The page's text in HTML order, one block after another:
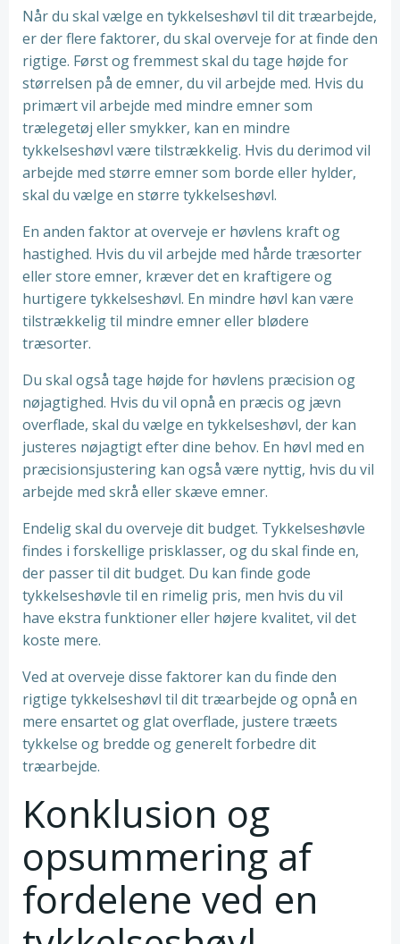
Når du skal vælge en tykkelseshøvl til dit træarbejde,
er der flere faktorer, du skal overveje for at finde den
rigtige. Først og fremmest skal du tage højde for
størrelsen på de emner, du vil arbejde med. Hvis du
primært vil arbejde med mindre emner som
trælegetøj eller smykker, kan en mindre
tykkelseshøvl være tilstrækkelig. Hvis du derimod vil
arbejde med større emner som borde eller hylder,
skal du vælge en større tykkelseshøvl.
En anden faktor at overveje er høvlens kraft og
hastighed. Hvis du vil arbejde med hårde træsorter
eller store emner, kræver det en kraftigere og
hurtigere tykkelseshøvl. En mindre høvl kan være
tilstrækkelig til mindre emner eller blødere
træsorter.
Du skal også tage højde for høvlens præcision og
nøjagtighed. Hvis du vil opnå en præcis og jævn
overflade, skal du vælge en tykkelseshøvl, der kan
justeres nøjagtigt efter dine behov. En høvl med en
præcisionsjustering kan også være nyttig, hvis du vil
arbejde med skrå eller skæve emner.
Endelig skal du overveje dit budget. Tykkelseshøvle
findes i forskellige prisklasser, og du skal finde en,
der passer til dit budget. Du kan finde gode
tykkelseshøvle til en rimelig pris, men hvis du vil
have ekstra funktioner eller højere kvalitet, vil det
koste mere.
Ved at overveje disse faktorer kan du finde den
rigtige tykkelseshøvl til dit træarbejde og opnå en
mere ensartet og glat overflade, justere træets
tykkelse og bredde og generelt forbedre dit
træarbejde.
Konklusion og
opsummering af
fordelene ved en